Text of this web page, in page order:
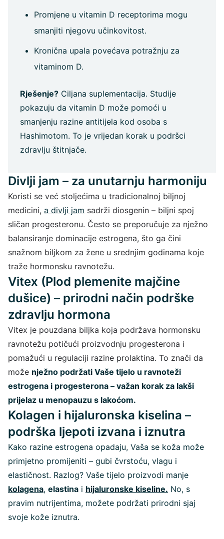
Promjene u vitamin D receptorima mogu
smanjiti njegovu učinkovitost.
Kronična upala povećava potražnju za
vitaminom D.
Rješenje? Ciljana suplementacija. Studije
pokazuju da vitamin D može pomoći u
smanjenju razine antitijela kod osoba s
Hashimotom. To je vrijedan korak u podršci
zdravlju štitnjače.
Divlji jam – za unutarnju harmoniju
Koristi se već stoljećima u tradicionalnoj biljnoj
medicini, a divlji jam sadrži diosgenin – biljni spoj
sličan progesteronu. Često se preporučuje za nježno
balansiranje dominacije estrogena, što ga čini
snažnom biljkom za žene u srednjim godinama koje
traže hormonsku ravnotežu.
Vitex (Plod plemenite majčine
dušice) – prirodni način podrške
zdravlju hormona
Vitex je pouzdana biljka koja podržava hormonsku
ravnotežu potičući proizvodnju progesterona i
pomažući u regulaciji razine prolaktina. To znači da
može nježno podržati Vaše tijelo u ravnoteži
estrogena i progesterona – važan korak za lakši
prijelaz u menopauzu s lakoćom.
Kolagen i hijaluronska kiselina –
podrška ljepoti izvana i iznutra
Kako razine estrogena opadaju, Vaša se koža može
primjetno promijeniti – gubi čvrstoću, vlagu i
elastičnost. Razlog? Vaše tijelo proizvodi manje
kolagena, elastina i hijaluronske kiseline. No, s
pravim nutrijentima, možete podržati prirodni sjaj
svoje kože iznutra.